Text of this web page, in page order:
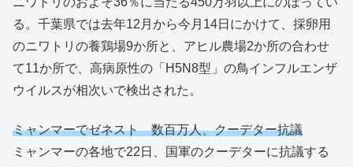
る。千葉県では去年12月から今月14日にかけて、採卵用
のニワトリの養鶏場9か所と、アヒル農場2か所の合わせ
て11か所で、高病原性の「H5N8型」の鳥インフルエンザ
ウイルスが相次いで検出された。
ミャンマーでゼネスト 数百万人、クーデター抗議
ミャンマーの各地で22日、国軍のクーデターに抗議する